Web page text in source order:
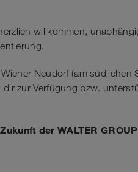
willkommen,
Neudorf (am
zur Verfügung bzw.
der WALTER